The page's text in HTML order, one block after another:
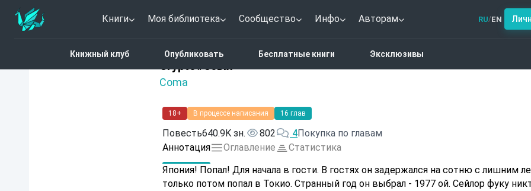
Книги Моя библиотека Сообщество Инфо Авторам RU/EN
Книжный клуб Опубликовать Бесплатные книги Эксклюзивы
Crypto#80ых
Coma
4.7 (3)
18+ В процессе написания 16 глав
Повесть640.9K зн. 802 4Покупка по главам
Аннотация
Оглавление
Статистика
Япония! Попал! Для начала в гости. В гостях он задержался на сотню с лишним
только потом попал в Токио. Странный год он выбрал - 1977 ой. Сейлор фуку